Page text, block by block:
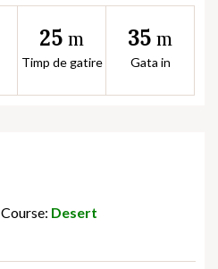
25 m
Timp de gatire
35 m
Gata in
Course: Desert